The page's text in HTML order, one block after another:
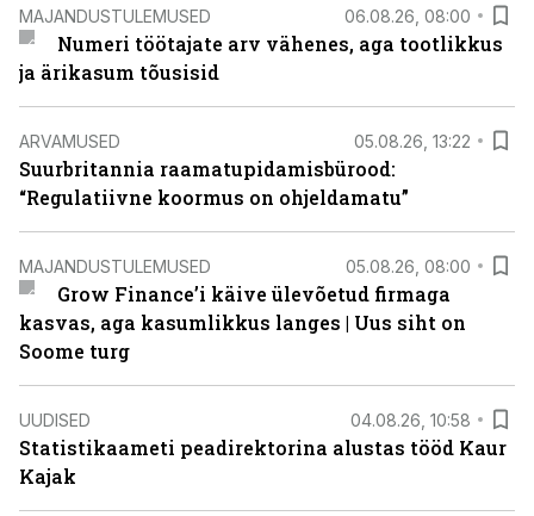
MAJANDUSTULEMUSED 06.08.26, 08:00
Numeri töötajate arv vähenes, aga tootlikkus
ja ärikasum tõusisid
ARVAMUSED 05.08.26, 13:22
Suurbritannia raamatupidamisbürood:
“Regulatiivne koormus on ohjeldamatu”
MAJANDUSTULEMUSED 05.08.26, 08:00
Grow Finance’i käive ülevõetud firmaga
kasvas, aga kasumlikkus langes | Uus siht on
Soome turg
UUDISED 04.08.26, 10:58
Statistikaameti peadirektorina alustas tööd Kaur
Kajak